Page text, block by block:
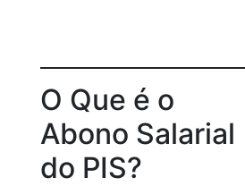
O Que é o
Abono Salarial
do PIS?